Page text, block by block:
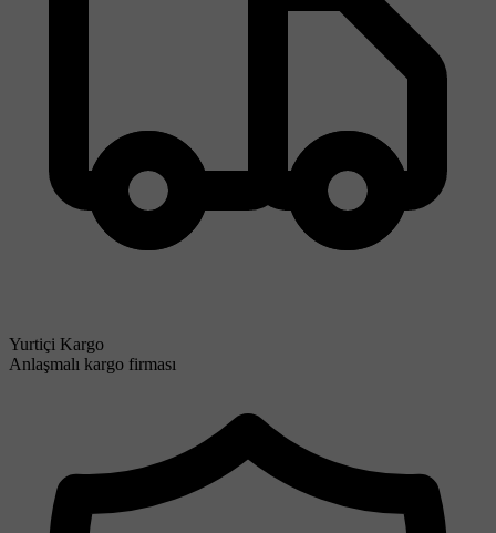
Yurtiçi Kargo
Anlaşmalı kargo firması